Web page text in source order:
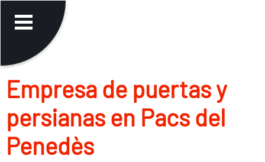
Empresa de puertas y
persianas en Pacs del
Penedès